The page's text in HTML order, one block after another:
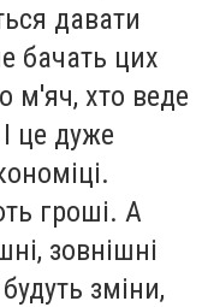
давати
бачать цих
м'яч, хто веде
це дуже
гроші. А
зовнішні
зміни,